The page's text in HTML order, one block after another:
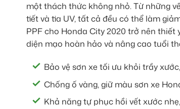
một thách thức không nhỏ. Từ những
tiết và tia UV, tất cả đều có thể làm
PPF cho Honda City 2020 trở nên
diện mạo hoàn hảo và nâng cao tuổi
Bảo vệ sơn xe tối ưu khỏi trầy
Chống ố vàng, giữ màu sơn xe
Khả năng tự phục hồi vết xước